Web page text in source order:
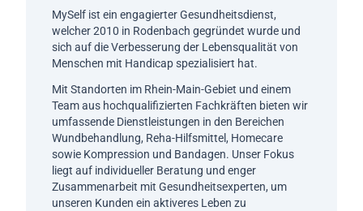
MySelf ist ein engagierter Gesundheitsdienst,
welcher 2010 in Rodenbach gegründet wurde und
sich auf die Verbesserung der Lebensqualität von
Menschen mit Handicap spezialisiert hat.
Mit Standorten im Rhein-Main-Gebiet und einem
Team aus hochqualifizierten Fachkräften bieten wir
umfassende Dienstleistungen in den Bereichen
Wundbehandlung, Reha-Hilfsmittel, Homecare
sowie Kompression und Bandagen. Unser Fokus
liegt auf individueller Beratung und enger
Zusammenarbeit mit Gesundheitsexperten, um
unseren Kunden ein aktiveres Leben zu